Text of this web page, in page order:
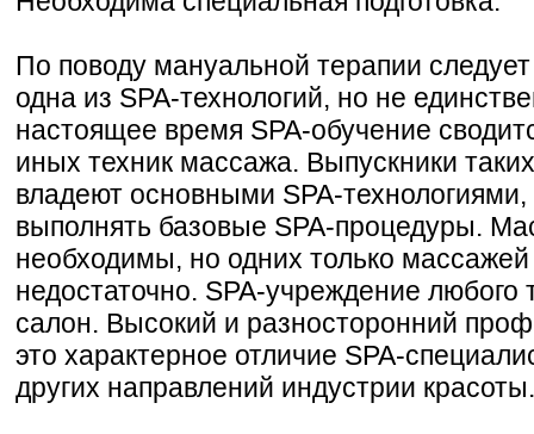
По поводу мануальной терапии
одна из SPA-технологий, но не
настоящее время SPA-обучение
иных техник массажа. Выпускники
владеют основными SPA-
выполнять базовые SPA-процедуры.
необходимы, но одних только массажей
недостаточно. SPA-учреждение
салон. Высокий и разносторонний
это характерное отличие SPA-
других направлений индустрии красоты.